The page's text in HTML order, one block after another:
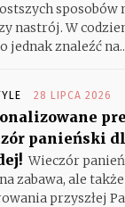
sposobów
nastrój. W
jednak znaleźć
28 LIPCA 2026
panieński
Wieczór
zabawa, ale
przyszłej